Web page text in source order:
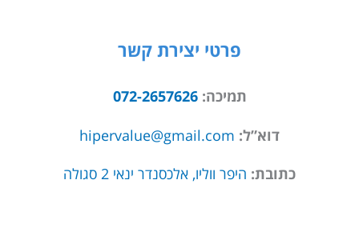
פרטי יצירת קשר
תמיכה:072-2657626
דוא”ל: hipervalue@gmail.com
כתובת: היפר ווליו, אלכסנדר ינאי 2 סגולה